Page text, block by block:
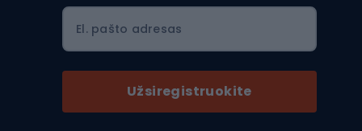
Ski touring slidės
Ski touring batai
Slidinėjimas
El. pašto adresas
Užsiregistruokite